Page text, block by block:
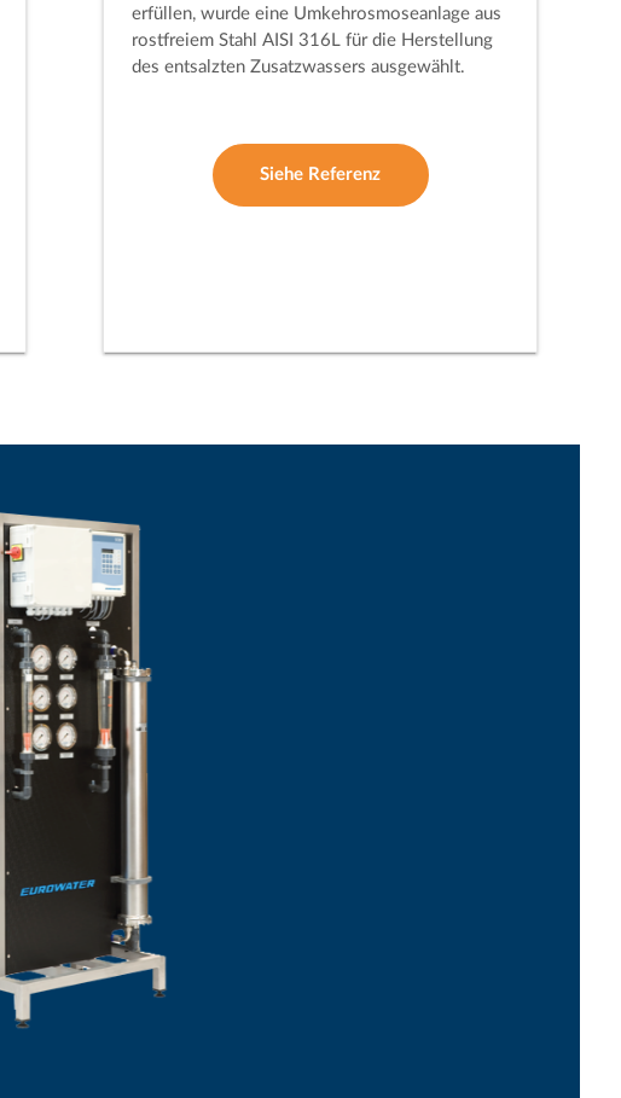
erfüllen, wurde eine Umkehrosmoseanlage aus
rostfreiem Stahl AISI 316L für die Herstellung
des entsalzten Zusatzwassers ausgewählt.
Siehe Referenz